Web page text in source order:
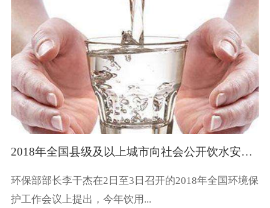
2018年全国县级及以上城市向社会公开饮水安全状况信息
环保部部长李干杰在2日至3日召开的2018年全国环境保
护工作会议上提出，今年饮用...